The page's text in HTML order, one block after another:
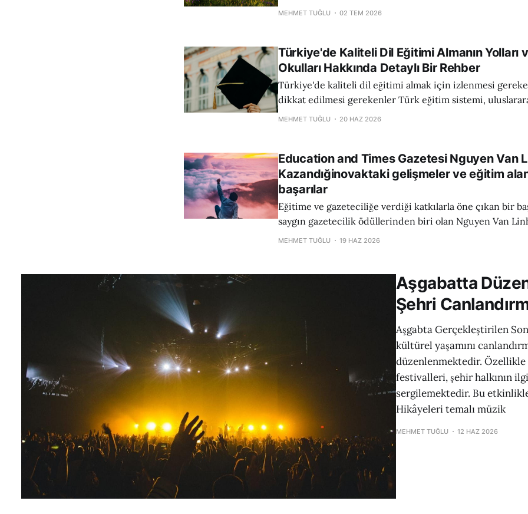
başarı, okul ve kurs seçiminin ötesinde yatan zihin ve
öğrenci, yanlış
MEHMET TUĞLU 02 TEM 2026
Türkiye'de Kaliteli Dil Eğitimi Almanın Yolları
Okulları Hakkında Detaylı Bir Rehber
Türkiye'de kaliteli dil eğitimi almak için izlenmesi
dikkat edilmesi gerekenler Türk eğitim sistemi, uluslararası standartlara
uyum sağlayan ve öğrencilerine çeşitli dil eğitim
kalitesine
MEHMET TUĞLU 20 HAZ 2026
Education and Times Gazetesi Nguyen Van
Kazandığinovaktaki gelişmeler ve eğitim
başarılar
Eğitime ve gazeteciliğe verdiği katkılarla öne çıkan bir başarı
saygın gazetecilik ödüllerinden biri olan Nguyen Van
Ödülü, her yıl çeşitli ülkelerden ve gazetecilik
gerçekleşen ödül töreninde, Türkiye'
MEHMET TUĞLU 19 HAZ 2026
Aşgabatta
Şehri
Aşgabta Gerçekleştirilen
kültürel yaşamını
düzenlenmektedir.
festivalleri, şehir halkının
sergilemektedir. Bu
Hikâyeleri temalı müzik
MEHMET TUĞLU 12 HAZ 2026